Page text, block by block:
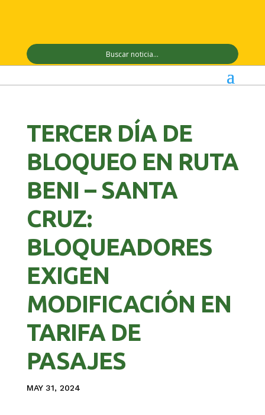
TERCER DÍA DE
BLOQUEO EN RUTA
BENI – SANTA
CRUZ:
BLOQUEADORES
EXIGEN
MODIFICACIÓN EN
TARIFA DE
PASAJES
MAY 31, 2024